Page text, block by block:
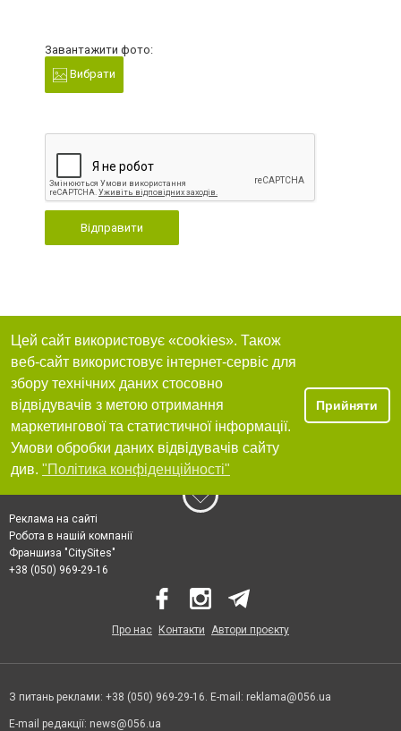
Завантажити фото:
Вибрати
Відправити
Цей сайт використовує «cookies». Також
веб-сайт використовує інтернет-сервіс для
збору технічних даних стосовно
відвідувачів з метою отримання
маркетингової та статистичної інформації.
Умови обробки даних відвідувачів сайту
див. "Політика конфіденційності"
Прийняти
Реклама на сайті
Робота в нашій компанії
Франшиза "CitySites"
+38 (050) 969-29-16
Про нас Контакти Автори проєкту
З питань реклами: +38 (050) 969-29-16. E-mail: reklama@056.ua
E-mail редакції: news@056.ua